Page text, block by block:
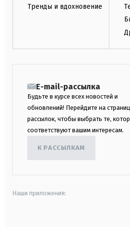
Тренды и вдохновение
E-mail-рассылка
Будьте в курсе всех новостей и
обновлений! Перейдите на
рассылок, чтобы выбрать те,
соответствуют вашим интересам.
К РАССЫЛКАМ
Наши приложения: